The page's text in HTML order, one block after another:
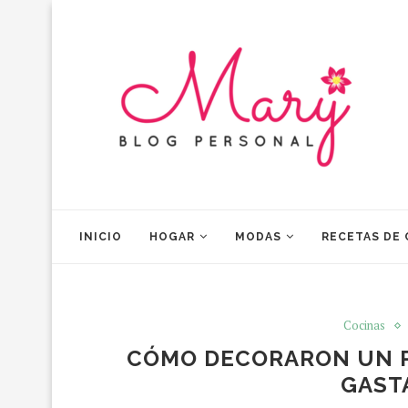
INICIO HOGAR MODAS RECETAS DE
Cocinas
CÓMO DECORARON UN